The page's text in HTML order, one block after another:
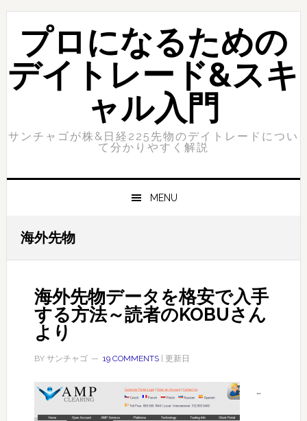
Skip
primary
navigation
Skip
contentプロになるための
デイトレード&スキ
ャル入門
サンチャゴが株&日経225先物のデイトレードについ
て分かりやすく解説
MENU
海外先物
海外先物データを格安で入手
する方法～読者のKOBUさん
より
BY サンチャゴ 19 COMMENTS| 更新日
…